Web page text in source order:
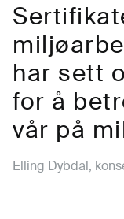
har sett
for å
vår på
Elling Dybdal,